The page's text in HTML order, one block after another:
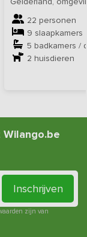
22 personen
9 slaapkamers
5 badkamers /
2 huisdieren
Inschrijven
zijn van